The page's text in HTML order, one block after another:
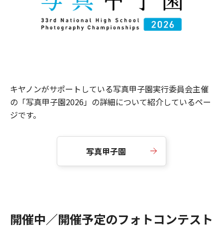
キヤノンがサポートしている写真甲子園実行委員会主催
の「写真甲子園2026」の詳細について紹介しているペー
ジです。
写真甲子園
開催中／開催予定のフォトコンテスト